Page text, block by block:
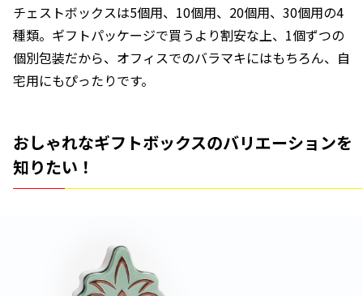
チェストボックスは5個用、10個用、20個用、30個用の4
種類。ギフトパッケージで買うより割安な上、1個ずつの
個別包装だから、オフィスでのバラマキにはもちろん、自
宅用にもぴったりです。
おしゃれなギフトボックスのバリエーションを
知りたい！